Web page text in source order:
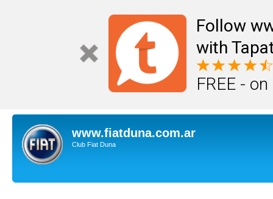
Follow
with
FREE -
www.fiatduna.com.ar
Club Fiat Duna